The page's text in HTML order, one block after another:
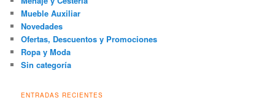
Mueble Auxiliar
Novedades
Ofertas, Descuentos y Promociones
Ropa y Moda
Sin categoría
ENTRADAS RECIENTES